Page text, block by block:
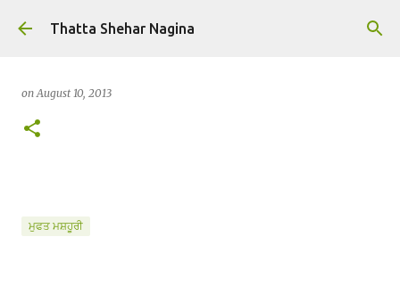
Skip to main content
Thatta Shehar Nagina
onAugust 10, 2013
ਮੁਫਤ ਮਸ਼ਹੂਰੀ